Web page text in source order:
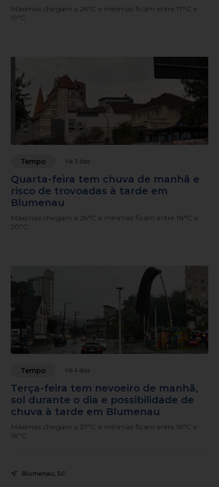
Máximas chegam a 26°C e mínimas ficam entre 17°C e
19°C.
Tempo Há 3 dias
Quarta-feira tem chuva de manhã e
risco de trovoadas à tarde em
Blumenau
Máximas chegam a 26°C e mínimas ficam entre 18°C e
20°C.
Tempo Há 4 dias
Terça-feira tem nevoeiro de manhã,
sol durante o dia e possibilidade de
chuva à tarde em Blumenau
Máximas chegam a 27°C e mínimas ficam entre 16°C e
18°C.
Blumenau, SC